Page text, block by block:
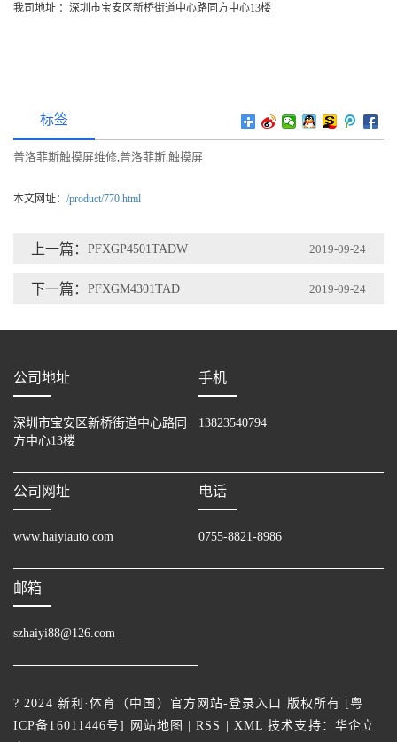
我司地址 ：深圳市宝安区新桥街道中心路同方中心13楼
标签
普洛菲斯触摸屏维修,普洛菲斯,触摸屏
本文网址： /product/770.html
上一篇： PFXGP4501TADW 2019-09-24
下一篇： PFXGM4301TAD 2019-09-24
公司地址
深圳市宝安区新桥街道中心路同
方中心13楼
手机
13823540794
公司网址
www.haiyiauto.com
电话
0755-8821-8986
邮箱
szhaiyi88@126.com
? 2024 新利·体育（中国）官方网站-登录入口 版权所有 [粤
ICP备16011446号] 网站地图 |RSS XML 技术支持： 华企立